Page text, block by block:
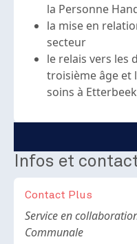
la Personne
la mise en
secteur
le relais vers les
troisième âge et
soins à
Infos et
Contact Plus
Body
Service en
Communale